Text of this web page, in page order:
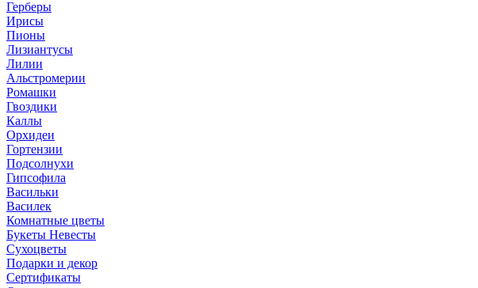
Герберы
Ирисы
Пионы
Лизиантусы
Лилии
Альстромерии
Ромашки
Гвоздики
Каллы
Орхидеи
Гортензии
Подсолнухи
Гипсофила
Васильки
Василек
Комнатные цветы
Букеты Невесты
Сухоцветы
Подарки и декор
Сертификаты